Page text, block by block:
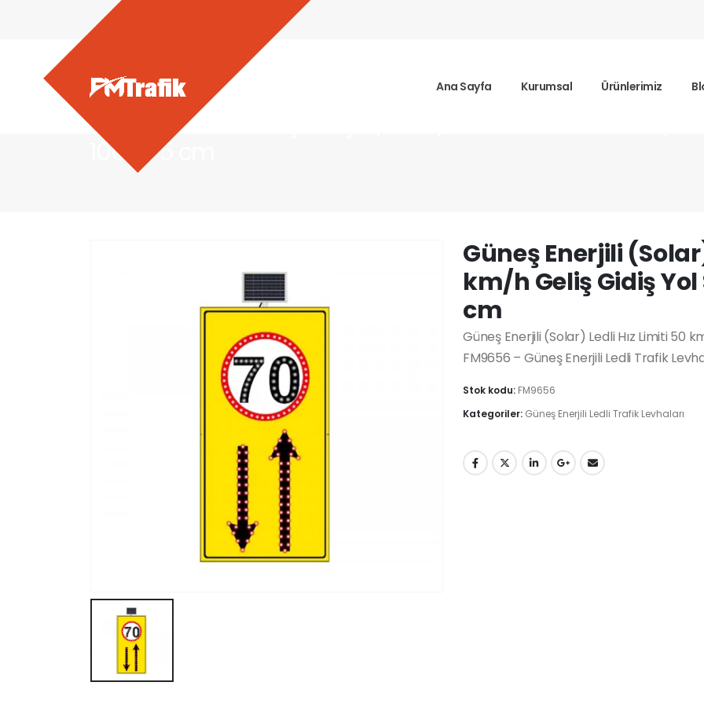
Ana Sayfa Kurumsal Ürünlerimiz
Ürünlerimiz - Güneş Enerjili (Solar) Ledli Hız Limiti 50 km/h
100×175 cm
Güneş Enerjili
km/h Geliş Gidiş Yol
cm
Güneş Enerjili (Solar) Ledli Hız Limiti 50
FM9656 – Güneş Enerjili Ledli Trafik
Stok kodu: FM9656
Kategoriler: Güneş Enerjili Ledli Trafik Levhaları